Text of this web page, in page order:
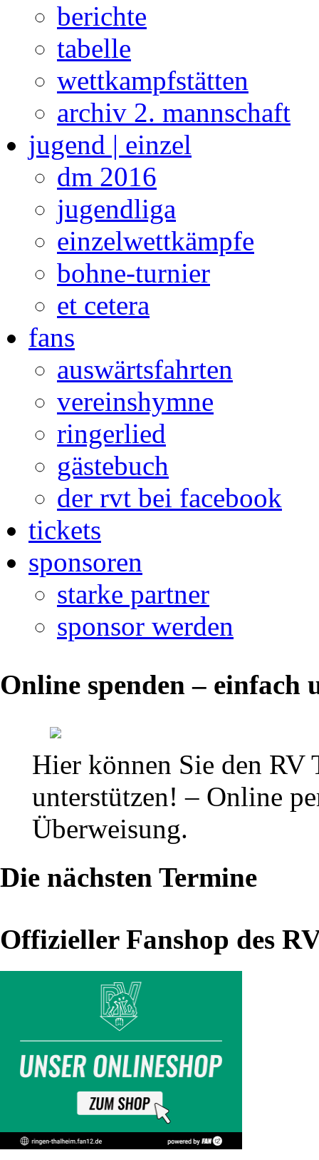
berichte
tabelle
wettkampfstätten
archiv 2. mannschaft
jugend | einzel
dm 2016
jugendliga
einzelwettkämpfe
bohne-turnier
et cetera
fans
auswärtsfahrten
vereinshymne
ringerlied
gästebuch
der rvt bei facebook
tickets
sponsoren
starke partner
sponsor werden
Online spenden – einfach
Hier können Sie den RV
unterstützen! – Online
Überweisung.
Die nächsten Termine
Offizieller Fanshop des
Internationales
Frauenturnier
Berlin
(11.11.17)
Gold
für
und
"Grizzly"
Berlin